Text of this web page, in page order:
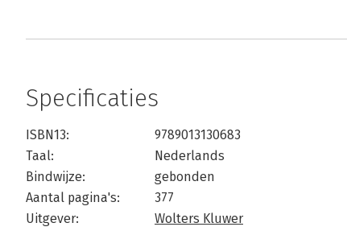
Specificaties
ISBN13:
9789013130683
Taal:
Nederlands
Bindwijze:
gebonden
Aantal pagina's:
377
Uitgever:
Wolters Kluwer